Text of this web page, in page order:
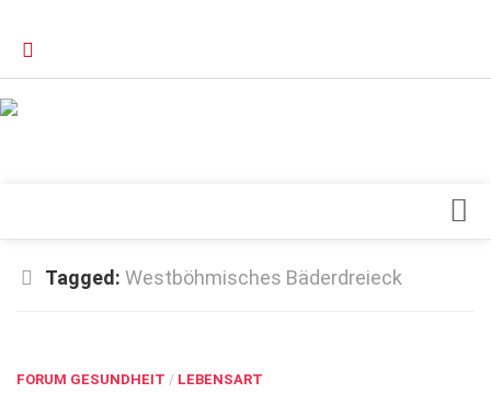
Orthopädie
Tagged: Westböhmisches Bäderdreieck
FORUM GESUNDHEIT / LEBENSART